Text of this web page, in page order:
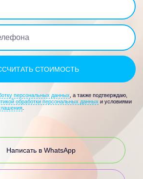
персональных данных , а также подтверждаю,
обработки персональных данных и условиями
Написать в WhatsApp